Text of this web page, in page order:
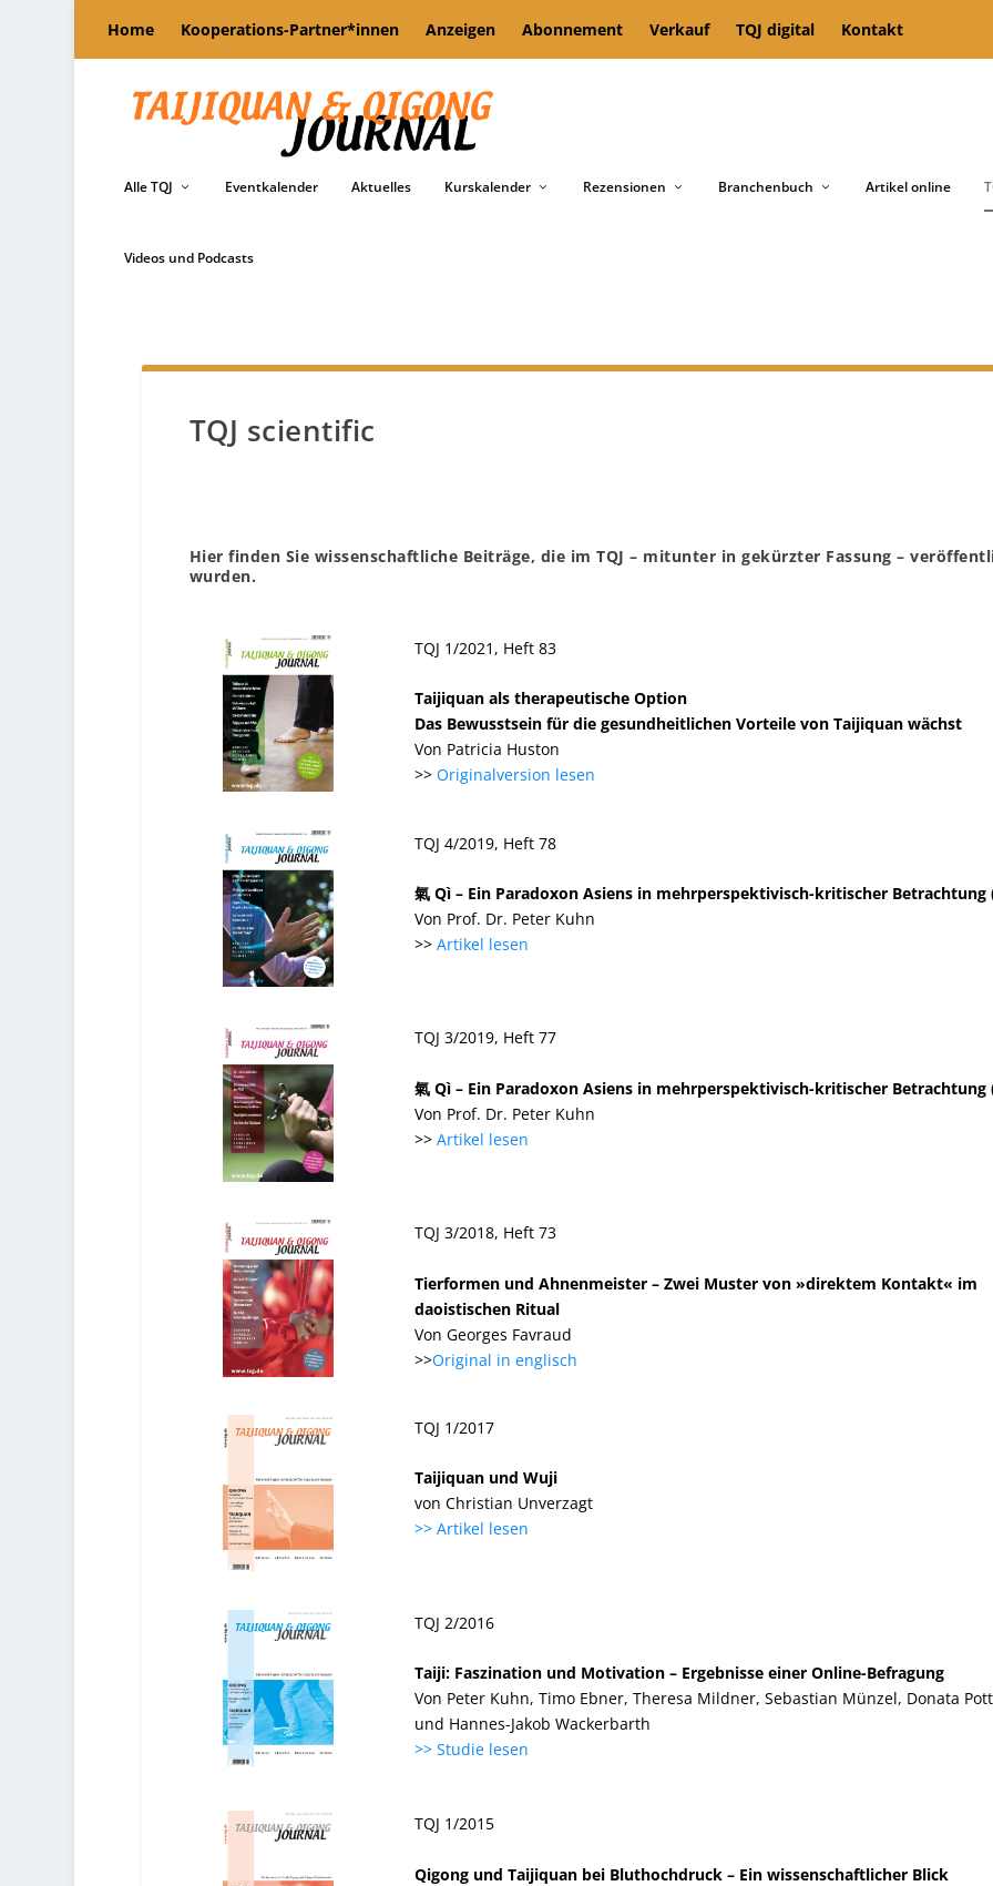
Home Kooperations-Partner*innen Anzeigen Abonnement Verkauf TQJ digital Kontakt
Alle TQJ Eventkalender Aktuelles Kurskalender Rezensionen Branchenbuch Artikel online
Videos und Podcasts
TQJ scientific
Hier finden Sie wissenschaftliche Beiträge, die im TQJ – mitunter in gekürzter Fassung –
wurden.
TQJ 1/2021, Heft 83
Taijiquan als therapeutische Option
Das Bewusstsein für die gesundheitlichen Vorteile von Taijiquan wächst
Von Patricia Huston
>>Originalversion lesen
TQJ 4/2019, Heft 78
氣 Qì – Ein Paradoxon Asiens in mehrperspektivisch-kritischer Betrachtung
Von Prof. Dr. Peter Kuhn
>>Artikel lesen
TQJ 3/2019, Heft 77
氣 Qì – Ein Paradoxon Asiens in mehrperspektivisch-kritischer Betrachtung
Von Prof. Dr. Peter Kuhn
>>Artikel lesen
TQJ 3/2018, Heft 73
Tierformen und Ahnenmeister – Zwei Muster von »direktem Kontakt« im
daoistischen Ritual
Von Georges Favraud
>>Original in englisch
TQJ 1/2017
Taijiquan und Wuji
von Christian Unverzagt
>> Artikel lesen
TQJ 2/2016
Taiji: Faszination und Motivation – Ergebnisse einer Online-Befragung
Von Peter Kuhn, Timo Ebner, Theresa Mildner, Sebastian Münzel, Donata
und Hannes-Jakob Wackerbarth
>> Studie lesen
TQJ 1/2015
Qigong und Taijiquan bei Bluthochdruck – Ein wissenschaftlicher Blick